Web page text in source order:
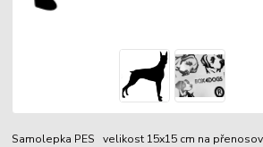
Samolepka PES velikost 15x15 cm na